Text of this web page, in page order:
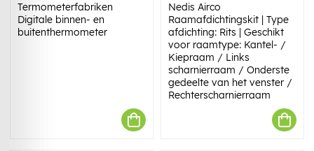
Termometerfabriken
Digitale binnen- en
buitenthermometer
Nedis Airco
Raamafdichtingskit | Type
afdichting: Rits | Geschikt
voor raamtype: Kantel- /
Kiepraam / Links
scharnierraam / Onderste
gedeelte van het venster /
Rechterscharnierraam